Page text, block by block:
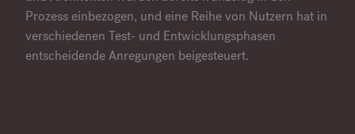
Prozess einbezogen, und eine Reihe von Nutzern hat in
verschiedenen Test- und Entwicklungsphasen
entscheidende Anregungen beigesteuert.